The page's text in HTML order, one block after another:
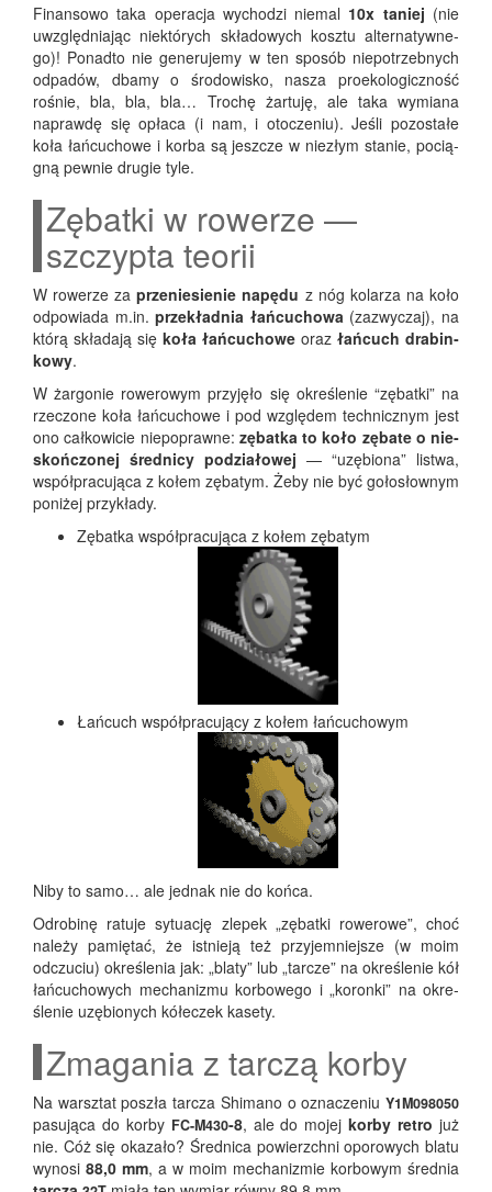
Finan­so­wo taka ope­ra­cja wycho­dzi nie­mal 10x taniej (nie
uwzględ­nia­jąc nie­któ­rych skła­do­wych kosz­tu alter­na­tyw­ne­
go)! Ponad­to nie gene­ru­je­my w ten spo­sób nie­po­trzeb­nych
odpa­dów, dba­my o śro­do­wi­sko, nasza pro­eko­lo­gicz­ność
rośnie, bla, bla, bla… Tro­chę żar­tu­ję, ale taka wymia­na
napraw­dę się opła­ca (i nam, i oto­cze­niu). Jeśli pozo­sta­łe
koła łań­cu­cho­we i kor­ba są jesz­cze w nie­złym sta­nie, pocią­
gną pew­nie dru­gie tyle.
Zębatki w rowerze —
szczypta teorii
W rowe­rze zaprze­nie­sie­nie napę­du z nóg kola­rza na koło
odpo­wia­da m.in.prze­kład­nia łań­cu­cho­wa (zazwy­czaj), na
któ­rą skła­da­ją się koła łań­cu­cho­we oraz łań­cuch dra­bin­
ko­wy.
W żar­go­nie rowe­ro­wym przy­ję­ło się okre­śle­nie “zębat­ki” na
rze­czo­ne koła łań­cu­cho­we i pod wzglę­dem tech­nicz­nym jest
ono cał­ko­wi­cie nie­po­praw­ne: zębat­ka to koło zęba­te o nie­
skoń­czo­nej śred­ni­cy podzia­ło­wej — “uzę­bio­na” listwa,
współ­pra­cu­ją­ca z kołem zęba­tym. Żeby nie być goło­słow­nym
poni­żej przykłady.
Zębat­ka współ­pra­cu­ją­ca z kołem zębatym
Łań­cuch współ­pra­cu­ją­cy z kołem łańcuchowym
Niby to samo… ale jed­nak nie do końca.
Odro­bi­nę ratu­je sytu­ację zle­pek „zębat­ki rowe­ro­we”, choć
nale­ży pamię­tać, że ist­nie­ją też przy­jem­niej­sze (w moim
odczu­ciu) okre­śle­nia jak: „bla­ty” lub „tar­cze” na okre­śle­nie kół
łań­cu­cho­wych mecha­ni­zmu kor­bo­we­go i „koron­ki” na okre­
śle­nie uzę­bio­nych kółe­czek kasety.
Zmagania z tarczą korby
Na warsz­tat poszła tar­cza Shi­ma­no o ozna­cze­niu Y1M098050
pasu­ją­ca do kor­by FC-M430‑8, ale do mojejkor­by retro już
nie. Cóż się oka­za­ło? Śred­ni­ca powierzch­ni opo­ro­wych bla­tu
wyno­si 88,0 mm, a w moim mecha­ni­zmie kor­bo­wym śred­nia